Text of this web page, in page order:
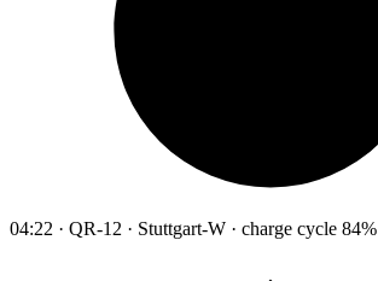
04:22 · QR-12 · Stuttgart-W · charge cycle 84%